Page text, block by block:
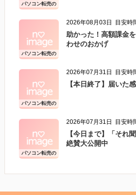
パソコン転売の
こと
パソコン転売の
こと
2026年08月03日 目安時
助かった！高額課金
わせのおかげ
パソコン転売の
こと
2026年07月31日 目安時
【本日終了】届いた
パソコン転売の
こと
2026年07月31日 目安時
【今日まで】「それ
絶賛大公開中